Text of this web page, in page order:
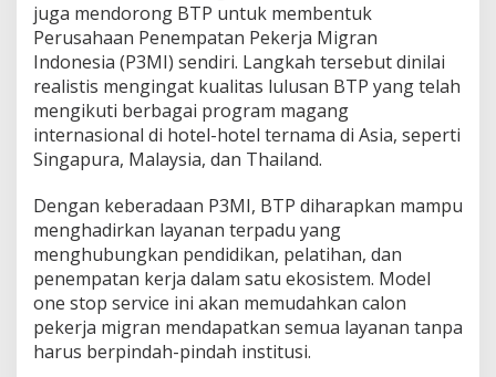
juga mendorong BTP untuk membentuk
Perusahaan Penempatan Pekerja Migran
Indonesia (P3MI) sendiri. Langkah tersebut dinilai
realistis mengingat kualitas lulusan BTP yang telah
mengikuti berbagai program magang
internasional di hotel-hotel ternama di Asia, seperti
Singapura, Malaysia, dan Thailand.
Dengan keberadaan P3MI, BTP diharapkan mampu
menghadirkan layanan terpadu yang
menghubungkan pendidikan, pelatihan, dan
penempatan kerja dalam satu ekosistem. Model
one stop service ini akan memudahkan calon
pekerja migran mendapatkan semua layanan tanpa
harus berpindah-pindah institusi.